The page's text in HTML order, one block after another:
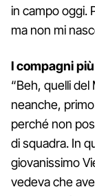
in campo oggi.
ma non mi
I compagni
“Beh, quelli
neanche,
perché non
di squadra. In
giovanissimo
vedeva che